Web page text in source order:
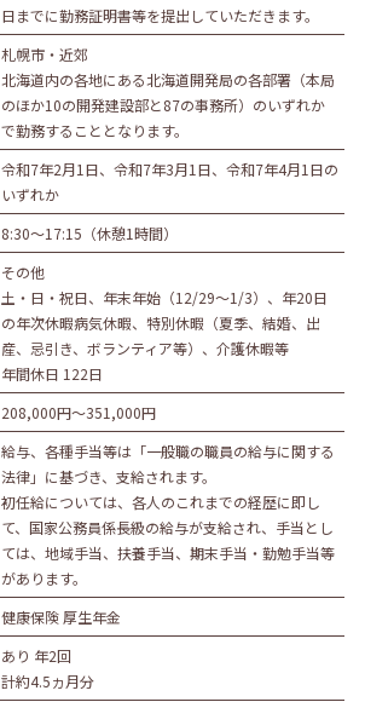
販売職 営業職
技術職
契約 公務員
団体職員
函館市・近郊
旭川市・近郊
帯広市・近郊
日までに勤務証明書等を提出していただきます。
札幌市・近郊
北海道内の各地にある北海道開発局の各部署（本局
のほか10の開発建設部と87の事務所）のいずれか
で勤務することとなります。
令和7年2月1日、令和7年3月1日、令和7年4月1日の
いずれか
8:30～17:15（休憩1時間）
その他
土・日・祝日、年末年始（12/29～1/3）、年20日
の年次休暇病気休暇、特別休暇（夏季、結婚、出
産、忌引き、ボランティア等）、介護休暇等
年間休日 122日
208,000円〜351,000円
給与、各種手当等は「一般職の職員の給与に関する
法律」に基づき、支給されます。
初任給については、各人のこれまでの経歴に即し
て、国家公務員係長級の給与が支給され、手当とし
ては、地域手当、扶養手当、期末手当・勤勉手当等
があります。
健康保険 厚生年金
あり 年2回
計約4.5ヵ月分